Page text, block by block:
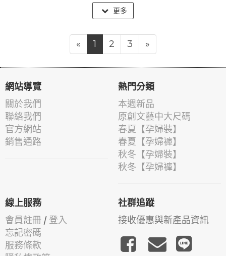
更多
« 1 2 3 »
網站導覽
關於我們
聯絡我們
官方網站
銷售通路
熱門分類
本週新品
原創文藝中大尺碼
春夏【孕婦裝】
春夏【孕婦褲】
秋冬【孕婦裝】
秋冬【孕婦褲】
線上服務
會員註冊 / 登入
忘記密碼
服務條款
社群追蹤
接收優惠與新產品資訊